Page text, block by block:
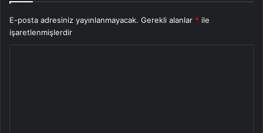
E-posta adresiniz yayınlanmayacak. Gerekli alanlar * ile
işaretlenmişlerdir